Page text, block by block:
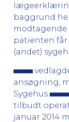
baggrund
modtagende
patienten
(andet)
ansøgning,
Sygehus
tilbudt
januar 2014